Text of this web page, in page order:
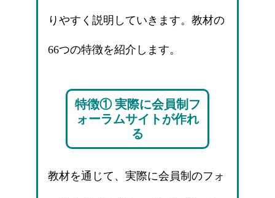
りやすく説明していきます。教材の
66つの特徴を紹介します。
特徴① 実際に会員制フ
ォーラムサイトが作れ
る
教材を通じて、実際に会員制のフォ